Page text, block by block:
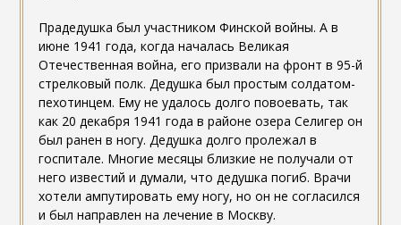
Прадедушка был участником Финской войны. А в
июне 1941 года, когда началась Великая
Отечественная война, его призвали на фронт в 95-й
стрелковый полк. Дедушка был простым солдатом-
пехотинцем. Ему не удалось долго повоевать, так
как 20 декабря 1941 года в районе озера Селигер он
был ранен в ногу. Дедушка долго пролежал в
госпитале. Многие месяцы близкие не получали от
него известий и думали, что дедушка погиб. Врачи
хотели ампутировать ему ногу, но он не согласился
и был направлен на лечение в Москву.